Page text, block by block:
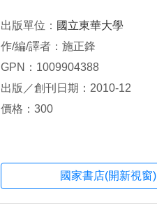
出版單位： 國立東華大學
作/編/譯者：施正鋒
GPN：1009904388
出版／創刊日期：2010-12
價格：300
國家書店(開新視窗)